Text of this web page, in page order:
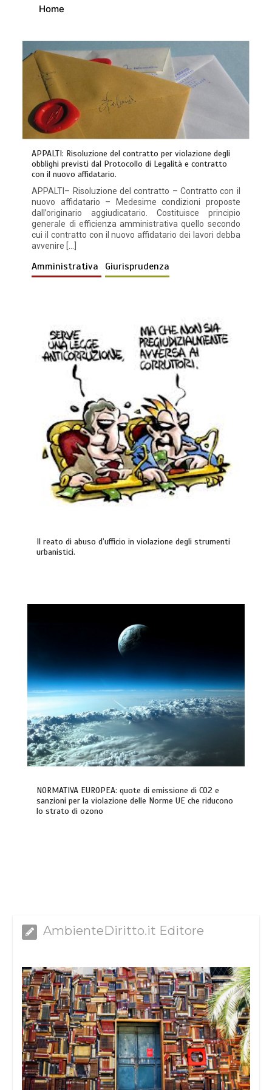
Home
APPALTI: Risoluzione del contratto per violazione degli
obblighi previsti dal Protocollo di Legalità e contratto
con il nuovo affidatario.
APPALTI– Risoluzione del contratto – Contratto con il
nuovo affidatario – Medesime condizioni proposte
dall’originario aggiudicatario. Costituisce principio
generale di efficienza amministrativa quello secondo
cui il contratto con il nuovo affidatario dei lavori debba
avvenire […]
Amministrativa Giurisprudenza
Il reato di abuso d’ufficio in violazione degli strumenti
urbanistici.
NORMATIVA EUROPEA: quote di emissione di CO2 e
sanzioni per la violazione delle Norme UE che riducono
lo strato di ozono
AmbienteDiritto.it Editore